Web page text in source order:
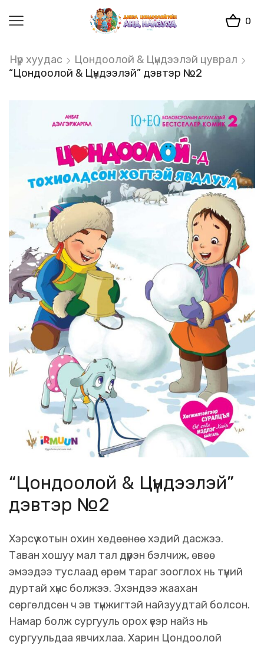
0
Нүүр хуудас
Цондоолой & Цүндээлэй цуврал
“Цондоолой & Цүндээлэй” дэвтэр №2
“Цондоолой & Цүндээлэй”
дэвтэр №2
Хэрсүү хотын охин хөдөөнөө хэдий дасжээ.
Таван хошуу мал тал дүүрэн бэлчиж, өвөө
эмээдээ туслаад өрөм тараг зооглох нь түүний
дуртай хүнс болжээ. Эхэндээ жаахан
сөргөлдсөн ч эв түнжигтэй найзуудтай болсон.
Намар болж сургууль орох үеэр найз нь
сургуульдаа явчихлаа. Харин Цондоолой